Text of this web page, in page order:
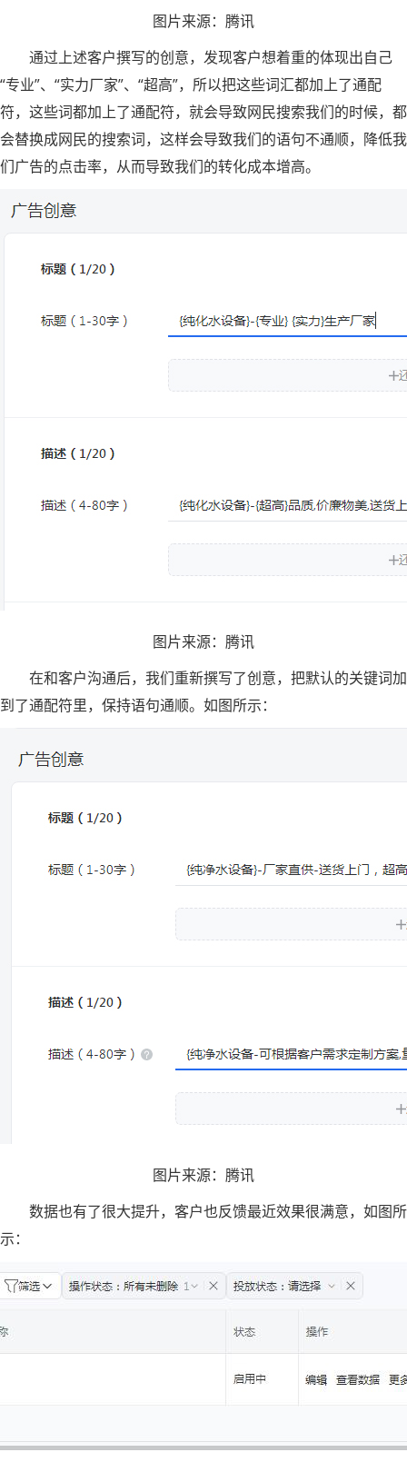
图片来源：腾讯
通过上述客户撰写的创意，发现客户想着重的体现出自己
“专业”、“实力厂家”、“超高”，所以把这些词汇都加上了通配
符，这些词都加上了通配符，就会导致网民搜索我们的时候，都
会替换成网民的搜索词，这样会导致我们的语句不通顺，降低我
们广告的点击率，从而导致我们的转化成本增高。
图片来源：腾讯
在和客户沟通后，我们重新撰写了创意，把默认的关键词加
到了通配符里，保持语句通顺。如图所示：
图片来源：腾讯
数据也有了很大提升，客户也反馈最近效果很满意，如图所
示：